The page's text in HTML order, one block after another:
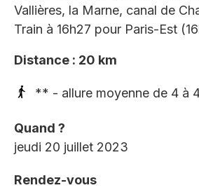
Vallières, la Marne, canal de
Train à 16h27 pour Paris-Est
Distance : 20 km
** - allure moyenne de 4 à
Quand ?
jeudi 20 juillet 2023
Rendez-vous